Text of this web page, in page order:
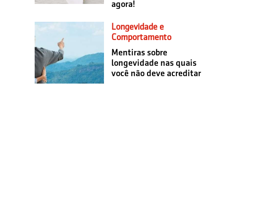
agora!
Longevidade e
Comportamento
Mentiras sobre
longevidade nas quais
você não deve acreditar